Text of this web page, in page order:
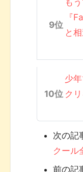
も
『
と
少
ク
次の記
クール
前の記